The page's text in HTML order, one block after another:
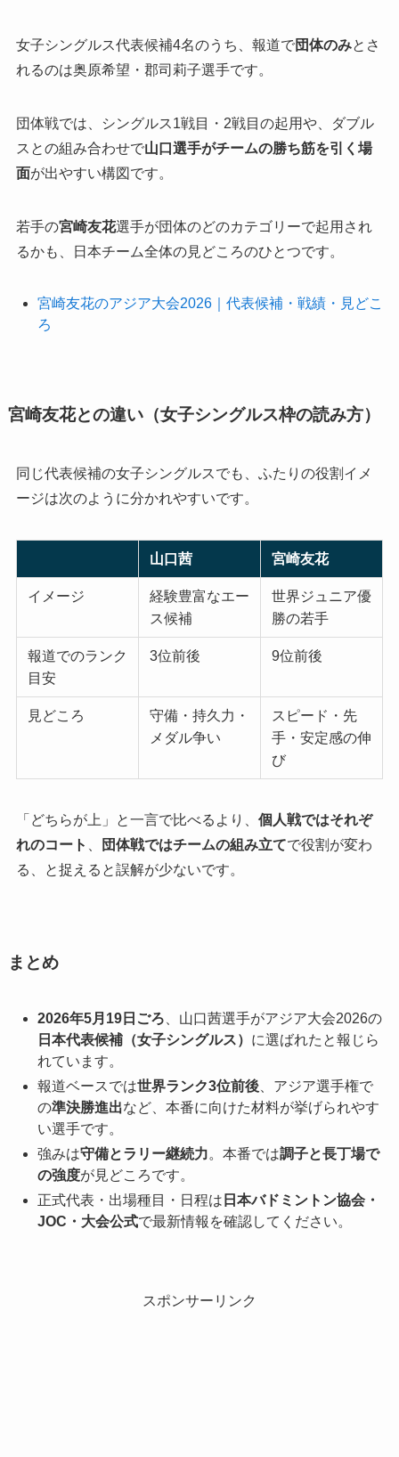
女子シングルス代表候補4名のうち、報道で団体のみとさ
れるのは奥原希望・郡司莉子選手です。
団体戦では、シングルス1戦目・2戦目の起用や、ダブル
スとの組み合わせで山口選手がチームの勝ち筋を引く場
面が出やすい構図です。
若手の宮崎友花選手が団体のどのカテゴリーで起用され
るかも、日本チーム全体の見どころのひとつです。
宮崎友花のアジア大会2026｜代表候補・戦績・見どこ
ろ
宮崎友花との違い（女子シングルス枠の読み方）
同じ代表候補の女子シングルスでも、ふたりの役割イメ
ージは次のように分かれやすいです。
山口茜 宮崎友花
イメージ
経験豊富なエー
ス候補
世界ジュニア優
勝の若手
報道でのランク
目安
3位前後 9位前後
見どころ
守備・持久力・
メダル争い
スピード・先
手・安定感の伸
び
「どちらが上」と一言で比べるより、 個人戦ではそれぞ
れのコート
団体戦ではチームの組み立てで役割が変わ
る、と捉えると誤解が少ないです。
まとめ
2026年5月19日ごろ 、山口茜選手がアジア大会2026の
日本代表候補（女子シングルス） に選ばれたと報じら
れています。
報道ベースでは世界ランク3位前後、アジア選手権で
の準決勝進出など、本番に向けた材料が挙げられやす
い選手です。
強みは守備とラリー継続力。本番では調子と長丁場で
の強度が見どころです。
正式代表・出場種目・日程は 日本バドミントン協会・
JOC・大会公式で最新情報を確認してください。
スポンサーリンク